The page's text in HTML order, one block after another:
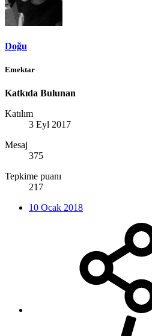
Doğu
Emektar
Katkıda Bulunan
Katılım
3 Eyl 2017
Mesaj
375
Tepkime puanı
217
10 Ocak 2018